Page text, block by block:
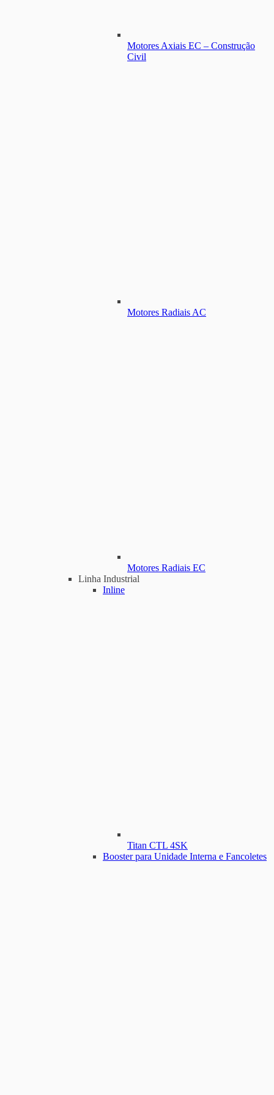
Motores Axiais EC – Construção
Civil
Motores Radiais AC
Motores Radiais EC
Linha Industrial
Inline
Titan CTL 4SK
Booster para Unidade Interna e Fancoletes